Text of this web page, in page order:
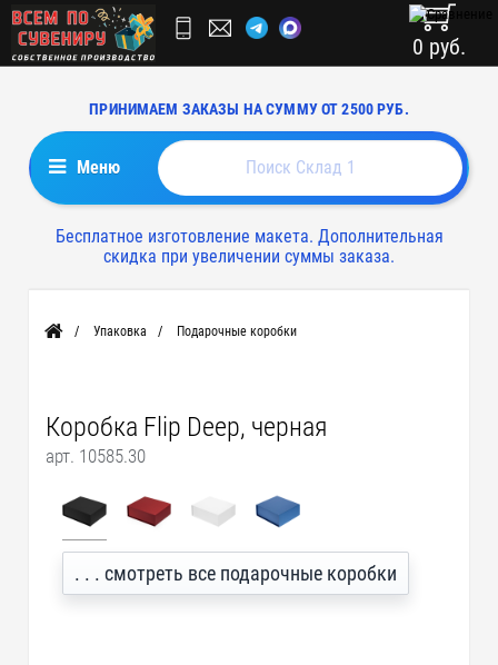
ПРИНИМАЕМ ЗАКАЗЫ НА СУММУ ОТ 2500 РУБ.
0 руб.
Меню
Бесплатное изготовление макета. Дополнительная
скидка при увеличении суммы заказа.
Главная Упаковка Подарочные коробки
Коробка Flip Deep, черная
арт. 10585.30
. . . смотреть все подарочные коробки